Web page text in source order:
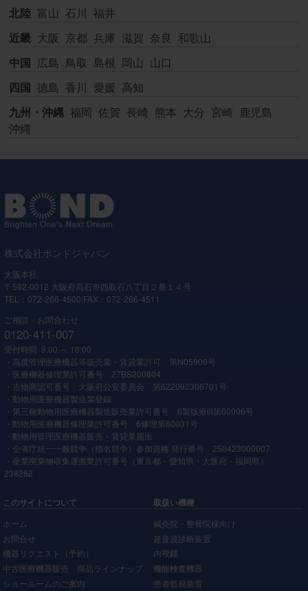
北陸 富山 石川 福井
近畿 大阪 京都 兵庫 滋賀 奈良 和歌山
中国 広島 鳥取 島根 岡山 山口
四国 徳島 香川 愛媛 高知
九州・沖縄 福岡 佐賀 長崎 熊本 大分 宮崎 鹿児島
沖縄
株式会社ボンドジャパン
大阪本社
〒592-0012 大阪府高石市西取石八丁目２番１４号
TEL：072-266-4500/FAX：072-266-4511
ご相談・お問合わせ
0120-411-007
受付時間 9:00 ～ 18:00
・高度管理医療機器等販売業・賃貸業許可 第N05906号
・医療機器修理業許可番号 27BS200804
・古物商認可番号 大阪府公安委員会 第622092306701号
・動物用医療機器製造業登録
・第三種動物用医療機器製造販売業許可番号 6製版療Ⅲ第60006号
・動物用医療機器修理業許可番号 6修理第60031号
・動物用管理医療機器販売・賃貸業届出
・全省庁統一一般競争（指名競争）参加資格 発行番号 250423000007
・産業廃棄物収集運搬業許可番号（東京都・愛知県・大阪府・福岡県）
238262
このサイトについて
ホーム
お問合せ
機器リクエスト（予約）
中古医療機器販売 商品ラインナップ
ショールームのご案内
取扱い機種
鍼灸院・整骨院様向け
超音波診断装置
内視鏡
機能検査機器
患者監視装置